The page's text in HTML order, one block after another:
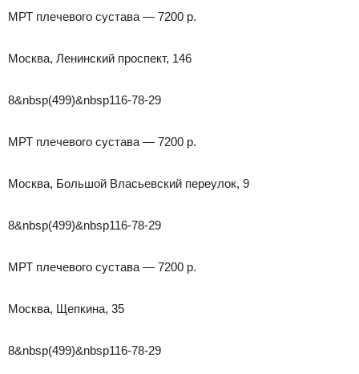
МРТ плечевого сустава — 7200 р.
Москва, Ленинский проспект, 146
8&nbsp(499)&nbsp116-78-29
МРТ плечевого сустава — 7200 р.
Москва, Большой Власьевский переулок, 9
8&nbsp(499)&nbsp116-78-29
МРТ плечевого сустава — 7200 р.
Москва, Щепкина, 35
8&nbsp(499)&nbsp116-78-29